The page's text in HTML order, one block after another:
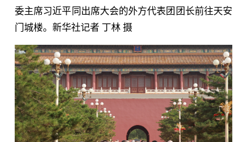
委主席习近平同出席大会的外方代表团团长前往天安
门城楼。新华社记者 丁林 摄